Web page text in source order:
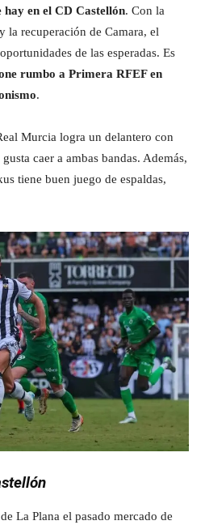
hay en el CD Castellón. Con la
recuperación de Camara, el
de las esperadas. Es
rumbo a Primera RFEF en
.
Murcia logra un delantero con
caer a ambas bandas. Además,
tiene buen juego de espaldas,
La Plana el pasado mercado de